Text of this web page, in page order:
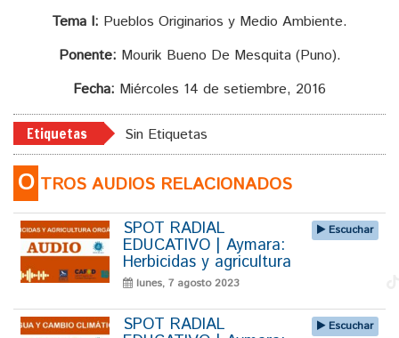
Tema I: Pueblos Originarios y Medio Ambiente.
Ponente: Mourik Bueno De Mesquita (Puno).
Fecha: Miércoles 14 de setiembre, 2016
Etiquetas Sin Etiquetas
O TROS AUDIOS RELACIONADOS
SPOT RADIAL
EDUCATIVO | Aymara:
Herbicidas y agricultura
lunes, 7 agosto 2023
Escuchar
SPOT RADIAL Escuchar